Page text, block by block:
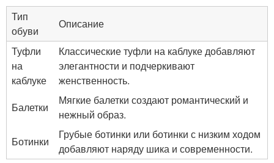
Тип
обуви
Описание
Туфли
на
каблуке
Классические туфли на каблуке добавляют
элегантности и подчеркивают
женственность.
Балетки
Мягкие балетки создают романтический и
нежный образ.
Ботинки
Грубые ботинки или ботинки с низким ходом
добавляют наряду шика и современности.